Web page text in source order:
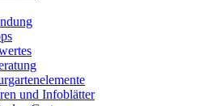
und Infoblätter